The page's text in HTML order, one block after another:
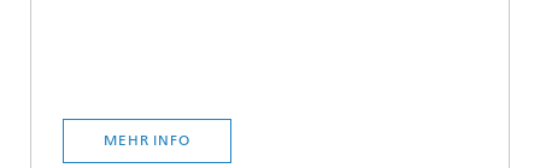
MEHR INFO